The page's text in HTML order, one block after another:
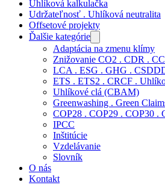
Uhlíková kalkulačka
Udržateľnosť . Uhlíková neutralita
Offsetové projekty
Ďalšie kategórie
Adaptácia na zmenu klímy
Znižovanie CO2 . CDR .
LCA . ESG . GHG .
ETS . ETS2 . CRCF .
Uhlíkové clá (CBAM)
Greenwashing . Green
COP28 . COP29 . COP30 .
IPCC
Inštitúcie
Vzdelávanie
Slovník
O nás
Kontakt